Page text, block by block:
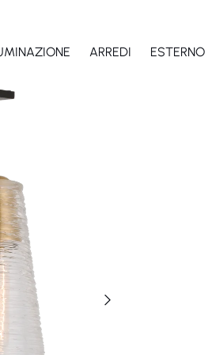
ARREDI ESTERNO